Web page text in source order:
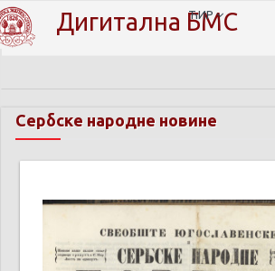
Дигитална БМС
ЋИР
Сербске народне новине